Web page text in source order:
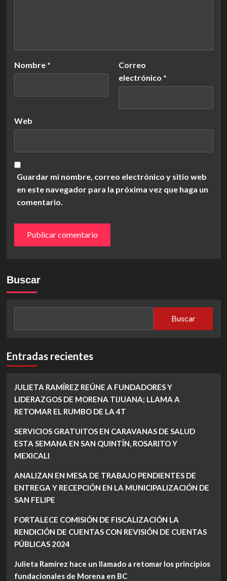
Nombre *
Correo
electrónico *
Web
Guardar mi nombre, correo electrónico y sitio web
en este navegador para la próxima vez que haga un
comentario.
Buscar
Buscar
Entradas recientes
JULIETA RAMÍREZ REÚNE A FUNDADORES Y
LIDERAZGOS DE MORENA TIJUANA; LLAMA A
RETOMAR EL RUMBO DE LA 4T
SERVICIOS GRATUITOS EN CARAVANAS DE SALUD
ESTA SEMANA EN SAN QUINTÍN, ROSARITO Y
MEXICALI
ANALIZAN EN MESA DE TRABAJO PENDIENTES DE
ENTREGA Y RECEPCIÓN EN LA MUNICIPALIZACIÓN DE
SAN FELIPE
FORTALECE COMISIÓN DE FISCALIZACIÓN LA
RENDICIÓN DE CUENTAS CON REVISIÓN DE CUENTAS
PÚBLICAS 2024
Julieta Ramírez hace un llamado a retomar los principios
fundacionales de Morena en BC